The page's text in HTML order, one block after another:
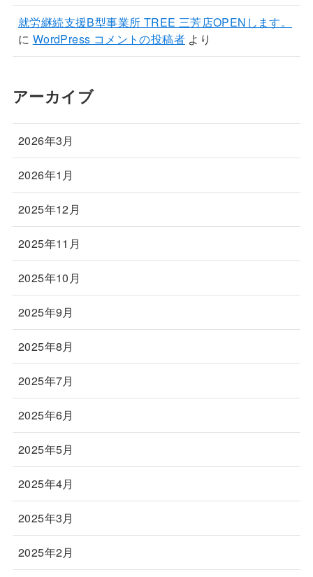
就労継続支援B型事業所 TREE 三芳店OPENします。
に WordPress コメントの投稿者より
アーカイブ
2026年3月
2026年1月
2025年12月
2025年11月
2025年10月
2025年9月
2025年8月
2025年7月
2025年6月
2025年5月
2025年4月
2025年3月
2025年2月